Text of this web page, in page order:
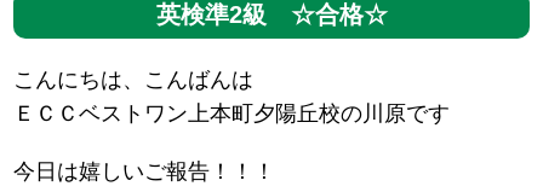
英検準2級 ☆合格☆
こんにちは、こんばんは
ＥＣＣベストワン上本町夕陽丘校の川原です
今日は嬉しいご報告！！！